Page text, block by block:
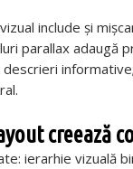
include și
parallax adaugă
descrieri
creează
ierarhie vizuală